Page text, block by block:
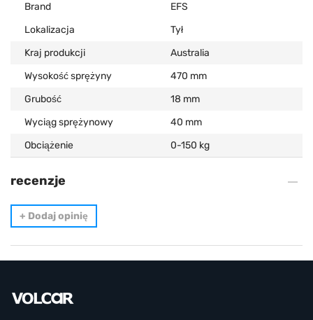
Brand
EFS
Lokalizacja
Tył
Kraj produkcji
Australia
Wysokość sprężyny
470 mm
Grubość
18 mm
Wyciąg sprężynowy
40 mm
Obciążenie
0-150 kg
recenzje
+ Dodaj opinię